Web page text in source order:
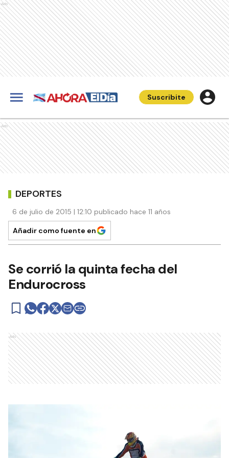
Ads
Suscribite
Ads
DEPORTES
6 de julio de 2015 | 12:10 publicado hace 11 años
Añadir como fuente en
Se corrió la quinta fecha del
Endurocross
Ads